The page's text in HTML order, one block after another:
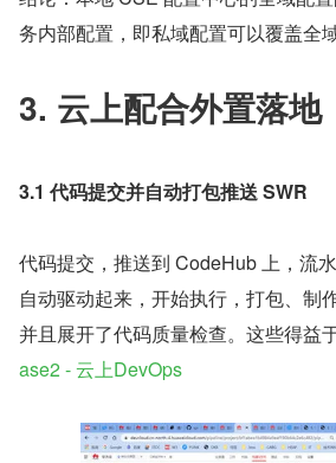
务内部配置，即私域配置可以覆盖全域
3. 云上配合外置落地
3.1 代码提交并自动打包推送 SWR
代码提交，推送到 CodeHub 上，流
自动驱动起来，开始执行，打包、制
并且展开了代码质量检查。这些得益
ase2 - 云上DevOps